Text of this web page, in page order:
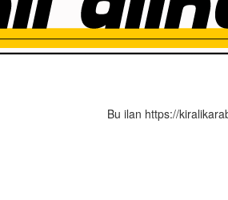
Bu ilan https://